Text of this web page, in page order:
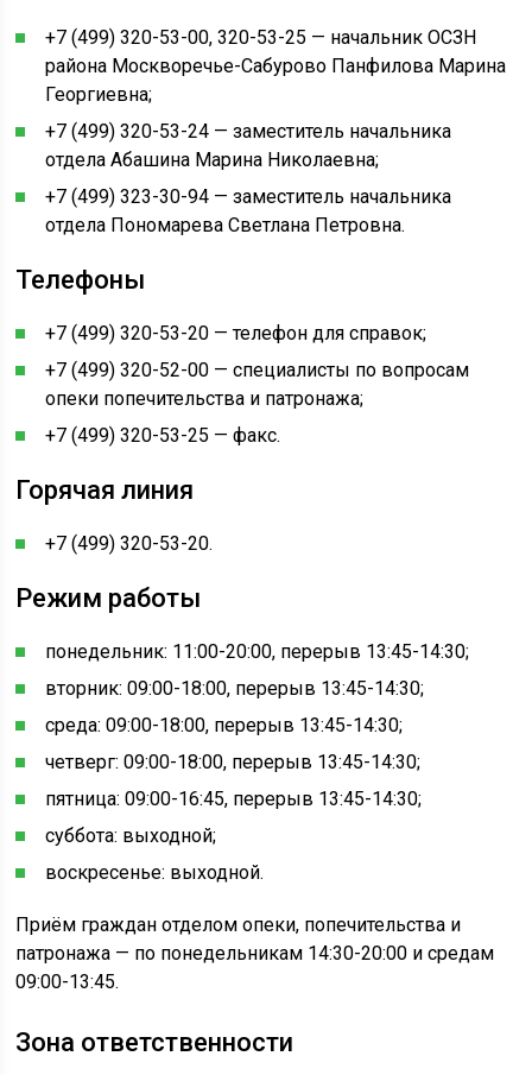
+7 (499) 320-53-00, 320-53-25 — начальник ОСЗН
района Москворечье-Сабурово Панфилова Марина
Георгиевна;
+7 (499) 320-53-24 — заместитель начальника
отдела Абашина Марина Николаевна;
+7 (499) 323-30-94 — заместитель начальника
отдела Пономарева Светлана Петровна.
Телефоны
+7 (499) 320-53-20 — телефон для справок;
+7 (499) 320-52-00 — специалисты по вопросам
опеки попечительства и патронажа;
+7 (499) 320-53-25 — факс.
Горячая линия
+7 (499) 320-53-20.
Режим работы
понедельник: 11:00-20:00, перерыв 13:45-14:30;
вторник: 09:00-18:00, перерыв 13:45-14:30;
среда: 09:00-18:00, перерыв 13:45-14:30;
четверг: 09:00-18:00, перерыв 13:45-14:30;
пятница: 09:00-16:45, перерыв 13:45-14:30;
суббота: выходной;
воскресенье: выходной.
Приём граждан отделом опеки, попечительства и
патронажа — по понедельникам 14:30-20:00 и средам
09:00-13:45.
Зона ответственности